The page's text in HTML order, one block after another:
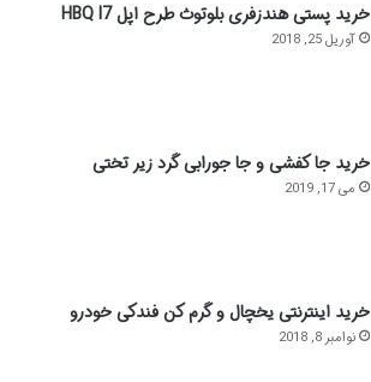
خرید پستی هندزفری بلوتوث طرح اپل HBQ I7
آوریل 25, 2018
خرید جا کفشی و جا جورابی گرد زیر تختی
می 17, 2019
خرید اینترنتی یخچال و گرم کن فندکی خودرو
نوامبر 8, 2018